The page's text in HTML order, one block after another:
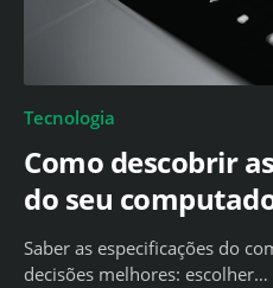
Tecnologia
Como descobrir
do seu
Saber as especificações do
decisões melhores: escolher…